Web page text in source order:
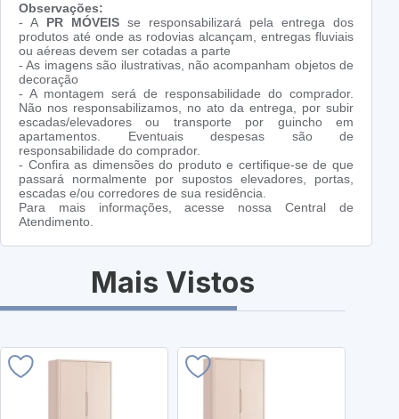
Observações:
- A PR MÓVEIS se responsabilizará pela entrega dos
produtos até onde as rodovias alcançam, entregas fluviais
ou aéreas devem ser cotadas a parte
- As imagens são ilustrativas, não acompanham objetos de
decoração
- A montagem será de responsabilidade do comprador.
Não nos responsabilizamos, no ato da entrega, por subir
escadas/elevadores ou transporte por guincho em
apartamentos. Eventuais despesas são de
responsabilidade do comprador.
- Confira as dimensões do produto e certifique-se de que
passará normalmente por supostos elevadores, portas,
escadas e/ou corredores de sua residência.
Para mais informações, acesse nossa Central de
Atendimento.
Mais Vistos